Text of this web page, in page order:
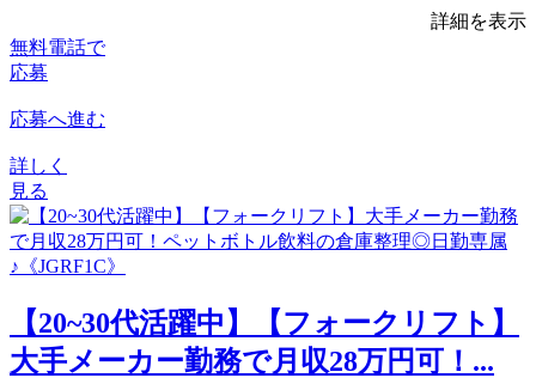
詳細を表示
無料電話で
応募
応募へ進む
詳しく
見る
【20~30代活躍中】【フォークリフト】
大手メーカー勤務で月収28万円可！...